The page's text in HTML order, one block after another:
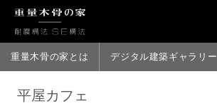
重量木骨の家とは デジタル建築ギャラリー
平屋カフェ